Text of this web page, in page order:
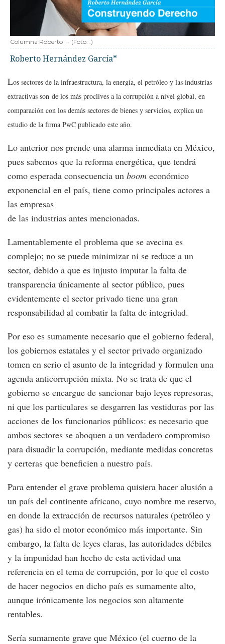
Columna Roberto - (Foto: )
Roberto Hernández García*
Los sectores de la infraestructura, la energía, el petróleo y las industrias
extractivas son de los más proclives a la corrupción a nivel global, en
comparación con los demás sectores de bienes y servicios, explica un
estudio de la firma PwC publicado este año.
Lo anterior nos prende una alarma inmediata en México,
pues sabemos que la reforma energética, que tendrá
como esperada consecuencia un boom económico
exponencial en el país, tiene como principales actores a
las empresas
de las industrias antes mencionadas.
Lamentablemente el problema que se avecina es
complejo; no se puede minimizar ni se reduce a un
sector, debido a que es injusto imputar la falta de
transparencia únicamente al sector público, pues
evidentemente el sector privado tiene una gran
responsabilidad al combatir la falta de integridad.
Por eso es sumamente necesario que el gobierno federal,
los gobiernos estatales y el sector privado organizado
tomen en serio el asunto de la integridad y formulen una
agenda anticorrupción mixta. No se trata de que el
gobierno se encargue de sancionar bajo leyes represoras,
ni que los particulares se desgarren las vestiduras por las
acciones de los funcionarios públicos: es necesario que
ambos sectores se aboquen a un verdadero compromiso
para disuadir la corrupción, mediante medidas concretas
y certeras que beneficien a nuestro país.
Para entender el grave problema quisiera hacer alusión a
un país del continente africano, cuyo nombre me reservo,
en donde la extracción de recursos naturales (petróleo y
gas) ha sido el motor económico más importante. Sin
embargo, la falta de leyes claras, las autoridades débiles
y la impunidad han hecho de esta actividad una
referencia en el tema de corrupción, por lo que el costo
de hacer negocios en dicho país es sumamente alto,
aunque irónicamente los negocios son altamente
rentables.
Sería sumamente grave que México (el cuerno de la